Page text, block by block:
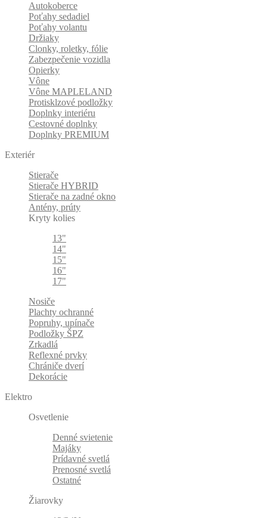
Autokoberce
Poťahy sedadiel
Poťahy volantu
Držiaky
Clonky, roletky, fólie
Zabezpečenie vozidla
Opierky
Vône
Vône MAPLELAND
Protisklzové podložky
Doplnky interiéru
Cestovné doplnky
Doplnky PREMIUM
Exteriér
Stierače
Stierače HYBRID
Stierače na zadné okno
Antény, prúty
Kryty kolies
13"
14"
15"
16"
17"
Nosiče
Plachty ochranné
Popruhy, upínače
Podložky ŠPZ
Zrkadlá
Reflexné prvky
Chrániče dverí
Dekorácie
Elektro
Osvetlenie
Denné svietenie
Majáky
Prídavné svetlá
Prenosné svetlá
Ostatné
Žiarovky